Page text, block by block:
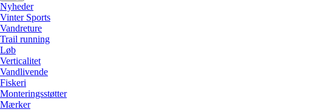
Nyheder
Vinter Sports
Vandreture
Trail running
Løb
Verticalitet
Vandlivende
Fiskeri
Monteringsstøtter
Mærker